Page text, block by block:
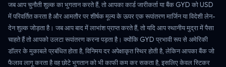
जब आप चुनौती शुल्क का भुगतान करते हैं, तो आपका कार्ड जारीकर्ता या बैंक GYD को USD
में परिवर्तित करता है और आमतौर पर शीर्षक मूल्य के ऊपर एक रूपांतरण मार्जिन या विदेशी लेन-
देन शुल्क जोड़ता है। जब आप बाद में लाभांश प्राप्त करते हैं, तो यदि आप स्थानीय मुद्रा में पैसा
चाहते हैं तो आपको उलटा रूपांतरण करना पड़ता है। क्योंकि GYD प्रभावी रूप से अमेरिकी
डॉलर के मुकाबले प्रबंधित होता है, विनिमय दर अपेक्षाकृत स्थिर होती है, लेकिन आपका बैंक जो
फैलाव लागू करता है वह छोटे भुगतान को भी काफी कम कर सकता है, इसलिए केवल स्टिकर